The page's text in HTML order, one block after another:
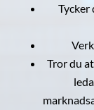
Tycker
Tror du